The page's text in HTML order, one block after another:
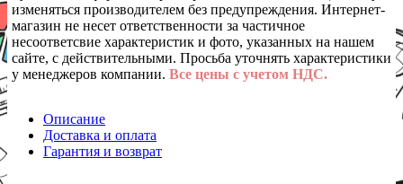
изменяться производителем без предупреждения. Интернет-
магазин не несет ответственности за частичное
несоответсвие характеристик и фото, указанных на нашем
сайте, с действительными. Просьба уточнять характеристики
у менеджеров компании. Все цены с учетом НДС.
Описание
Доставка и оплата
Гарантия и возврат